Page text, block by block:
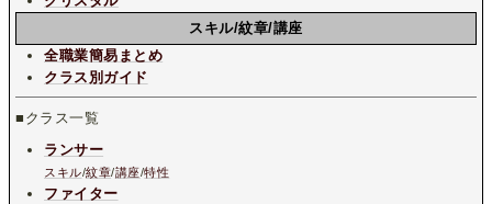
スキル/紋章/講座
全職業簡易まとめ
クラス別ガイド
■クラス一覧
ランサー
スキル/紋章/講座/特性
ファイター